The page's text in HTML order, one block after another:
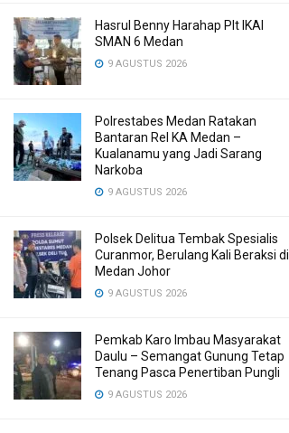
Hasrul Benny Harahap Plt IKAl
SMAN 6 Medan
9 AGUSTUS 2026
Polrestabes Medan Ratakan
Bantaran Rel KA Medan –
Kualanamu yang Jadi Sarang
Narkoba
9 AGUSTUS 2026
Polsek Delitua Tembak Spesialis
Curanmor, Berulang Kali Beraksi di
Medan Johor
9 AGUSTUS 2026
Pemkab Karo Imbau Masyarakat
Daulu – Semangat Gunung Tetap
Tenang Pasca Penertiban Pungli
9 AGUSTUS 2026